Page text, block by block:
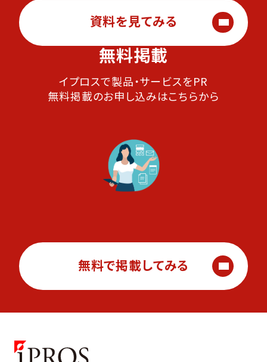
資料を見てみる
無料掲載
イプロスで製品・サービスをPR
無料掲載のお申し込みはこちらから
無料で掲載してみる